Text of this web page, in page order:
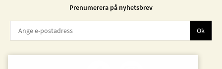
Prenumerera på nyhetsbrev
Ok